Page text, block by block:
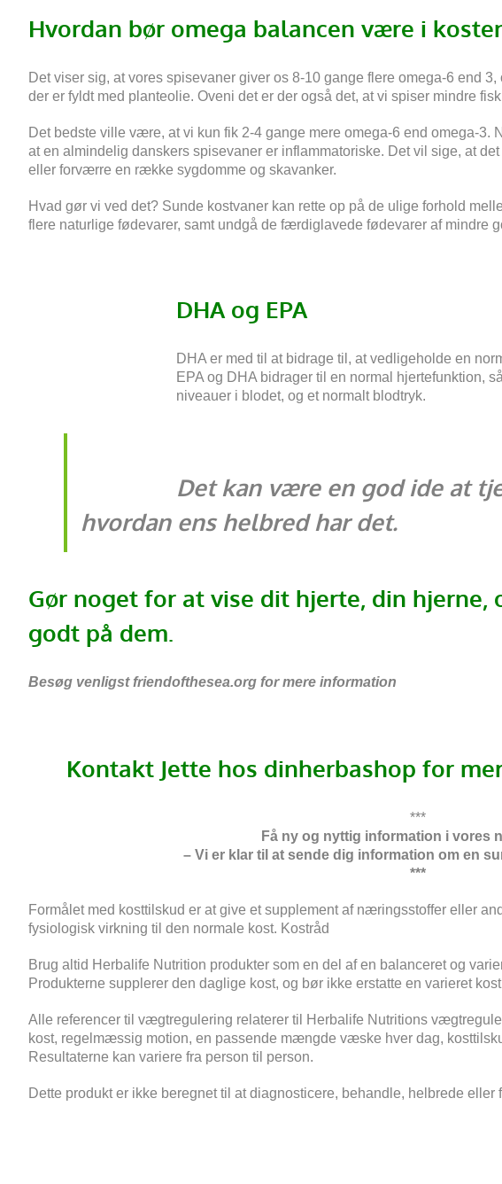
Hvordan bør omega balancen være i
Det viser sig, at vores spisevaner giver os 8-10 gange flere omega-6 end
der er fyldt med planteolie. Oveni det er der også det, at vi spiser mindre
Det bedste ville være, at vi kun fik 2-4 gange mere omega-6 end omega-3.
at en almindelig danskers spisevaner er inflammatoriske. Det vil sige, at
eller forværre en række sygdomme og skavanker.
Hvad gør vi ved det? Sunde kostvaner kan rette op på de ulige forhold
flere naturlige fødevarer, samt undgå de færdiglavede fødevarer af mindre
DHA og EPA
DHA er med til at bidrage til, at vedligeholde en
EPA og DHA bidrager til en normal hjertefunktion,
niveauer i blodet, og et normalt blodtryk.
Det kan være en god ide at
hvordan ens helbred har det.
Gør noget for at vise dit hjerte, din hjerne,
godt på dem.
Besøg venligst friendofthesea.org for mere information
Kontakt Jette hos dinherbashop for
***
Få ny og nyttig information i vores
– Vi er klar til at sende dig information om en
***
Formålet med kosttilskud er at give et supplement af næringsstoffer eller
fysiologisk virkning til den normale kost. Kostråd
Brug altid Herbalife Nutrition produkter som en del af en balanceret og
Produkterne supplerer den daglige kost, og bør ikke erstatte en varieret kost
Alle referencer til vægtregulering relaterer til Herbalife Nutritions
kost, regelmæssig motion, en passende mængde væske hver dag,
Resultaterne kan variere fra person til person.
Dette produkt er ikke beregnet til at diagnosticere, behandle, helbrede eller